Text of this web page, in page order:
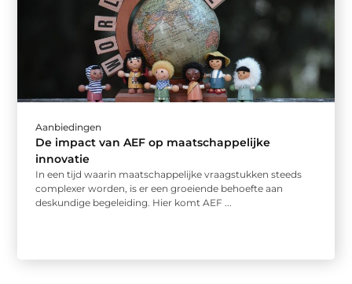
Aanbiedingen
De impact van AEF op maatschappelijke
innovatie
In een tijd waarin maatschappelijke vraagstukken steeds
complexer worden, is er een groeiende behoefte aan
deskundige begeleiding. Hier komt AEF ...